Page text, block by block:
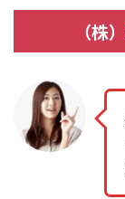
（株